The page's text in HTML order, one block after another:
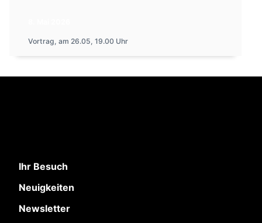
Vortrag, am 26.05, 19.00 Uhr
Ihr Besuch
Neuigkeiten
Newsletter